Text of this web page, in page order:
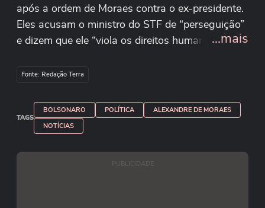
após a ordem de Moraes contra o ex-presidente.
Eles acusam o ministro do STF de “perseguição”
e dizem que ele “viola os direitos humanos”. Um
"geral" e o impeachment de Moraes. Sóstenes
dos presidentes das Casas. Em tom de ameaça,
eles prometeram ocupar as mesas diretoras para
impedir sessões.
Reprodução/sostenescavalcante/Instagram
Reprodução/MarcosRogerio/X
...mais
Fonte: Redação Terra
TAGS
BOLSONARO POLÍTICA
ALEXANDRE DE MORAES
NOTÍCIAS
PUBLICIDADE